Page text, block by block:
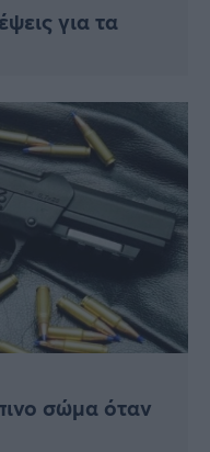
για τα
σώμα όταν